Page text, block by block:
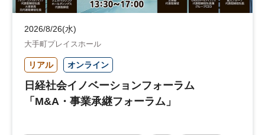
2026/8/26(水)
大手町プレイスホール
リアル オンライン
日経社会イノベーションフォーラム
「M&A・事業承継フォーラム」